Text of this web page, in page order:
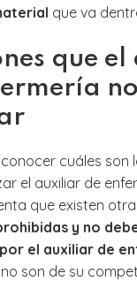
que va
que
cuáles son
el auxiliar de
que existen
y no
el auxiliar de
son de su